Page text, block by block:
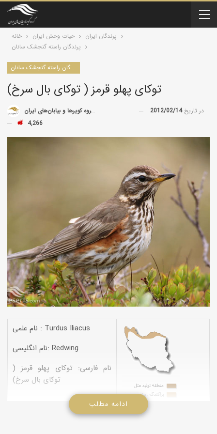
خانه حیات وحش ایران
پرندگان ایران
پرندگان راسته گنجشک سانان
پرندگان راسته گنجشک سانان
توکای پهلو قرمز ( توکای بال سرخ)
توسط گروه کویرها و بیابان‌های ایران در تاریخ2012/02/14
4,266
نام علمی : Turdus Iliacus
نام انگلیسی: Redwing
نام فارسی: توکای پهلو قرمز (
توکای بال سرخ)
ادامه مطلب